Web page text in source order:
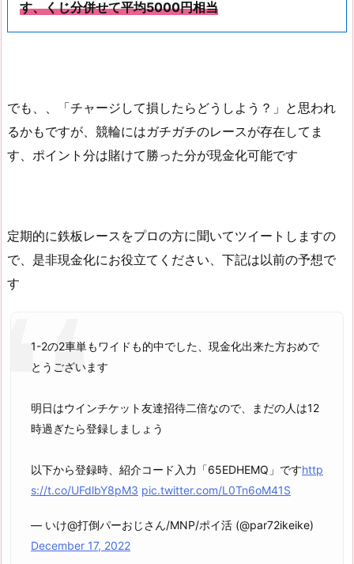
す、くじ分併せて平均5000円相当
でも、、「チャージして損したらどうしよう？」と思われ
るかもですが、競輪にはガチガチのレースが存在してま
す、ポイント分は賭けて勝った分が現金化可能です
定期的に鉄板レースをプロの方に聞いてツイートしますの
で、是非現金化にお役立てください、下記は以前の予想で
す
1-2の2車単もワイドも的中でした、現金化出来た方おめで
とうございます
明日はウインチケット友達招待二倍なので、まだの人は12
時過ぎたら登録しましょう
以下から登録時、紹介コード入力「65EDHEMQ」ですhttp
s://t.co/UFdlbY8pM3 pic.twitter.com/L0Tn6oM41S
— いけ@打倒パーおじさん/MNP/ポイ活 (@par72ikeike)
December 17, 2022